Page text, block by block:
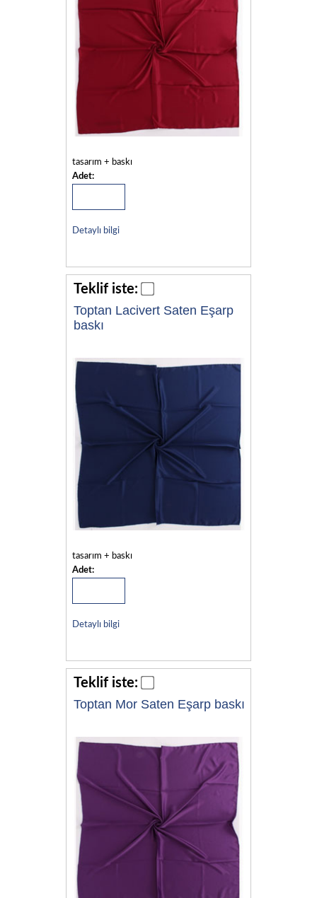
tasarım + baskı
Adet:
Detaylı bilgi
Teklif iste:
Toptan Lacivert Saten Eşarp
baskı
tasarım + baskı
Adet:
Detaylı bilgi
Teklif iste:
Toptan Mor Saten Eşarp baskı